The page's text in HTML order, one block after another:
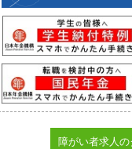
障がい者求人